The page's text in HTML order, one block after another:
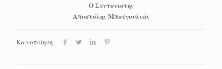
Ο Συντονιστής
Αποστόλης Μπουγουλιάς
Κοινοποίηση